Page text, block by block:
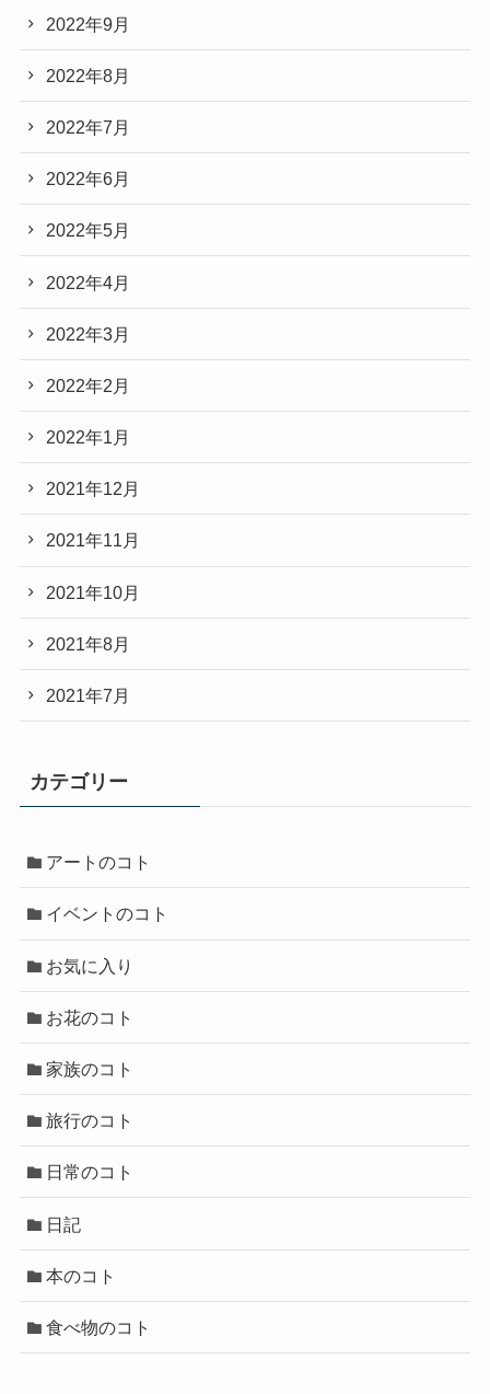
2022年9月
2022年8月
2022年7月
2022年6月
2022年5月
2022年4月
2022年3月
2022年2月
2022年1月
2021年12月
2021年11月
2021年10月
2021年8月
2021年7月
カテゴリー
アートのコト
イベントのコト
お気に入り
お花のコト
家族のコト
旅行のコト
日常のコト
日記
本のコト
食べ物のコト